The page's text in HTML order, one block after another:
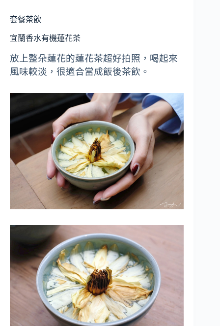
套餐茶飲
宜蘭香水有機蓮花茶
放上整朵蓮花的蓮花茶超好拍照，喝起來
風味較淡，很適合當成飯後茶飲。